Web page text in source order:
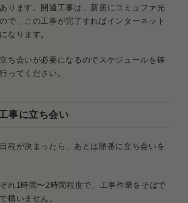
ります。開通工事は、新居にコミュファ光
で、この工事が完了すればインターネット
なります。
ち会いが必要になるのでスケジュールを確
ってください。
事に立ち会い
程が決まったら、あとは順番に立ち会いを
れ1時間〜2時間程度で、工事作業をそばで
構いません。